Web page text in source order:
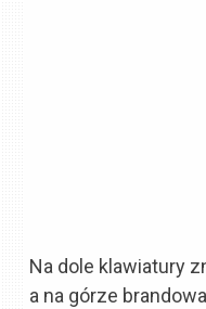
Na dole klawiatury
a na górze